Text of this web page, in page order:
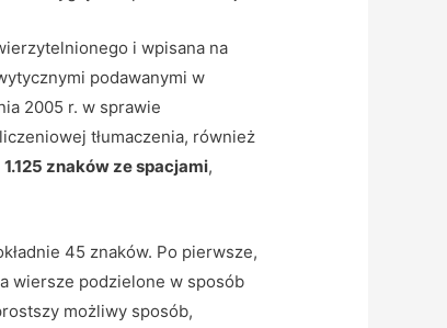
i wpisana na
podawanymi w
2005 r. w sprawie
tłumaczenia, również
1.125 znaków ze spacjami,
45 znaków. Po pierwsze,
wiersze podzielone w sposób
możliwy sposób,